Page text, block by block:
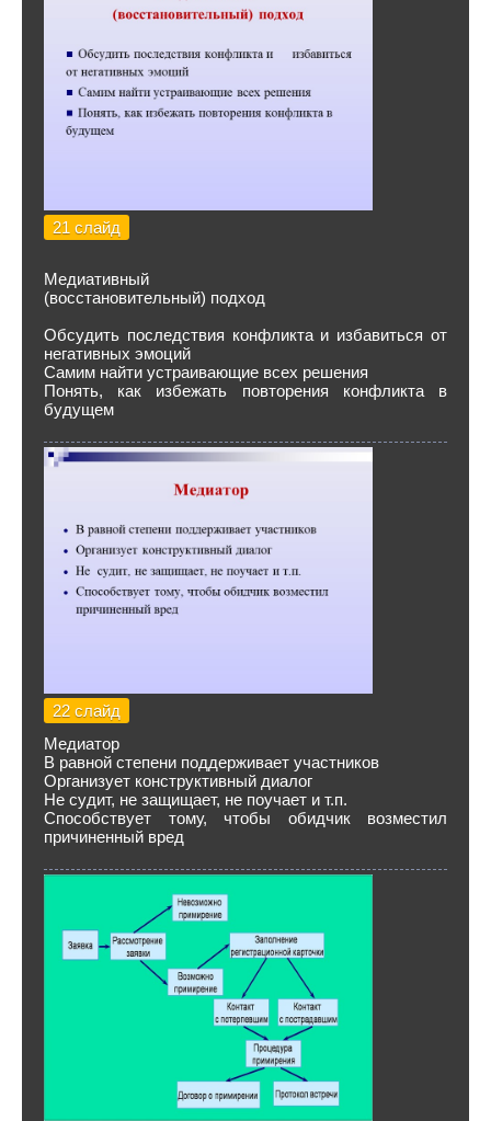
21 слайд
Медиативный
(восстановительный) подход
Обсудить последствия конфликта и избавиться от
негативных эмоций
Самим найти устраивающие всех решения
Понять, как избежать повторения конфликта в
будущем
22 слайд
Медиатор
В равной степени поддерживает участников
Организует конструктивный диалог
Не судит, не защищает, не поучает и т.п.
Способствует тому, чтобы обидчик возместил
причиненный вред